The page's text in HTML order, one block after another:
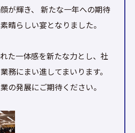
が輝き、 新たな一年への期待
晴らしい宴となりました。
た一体感を新たな力とし、社
務にまい進してまいります。
の発展にご期待ください。